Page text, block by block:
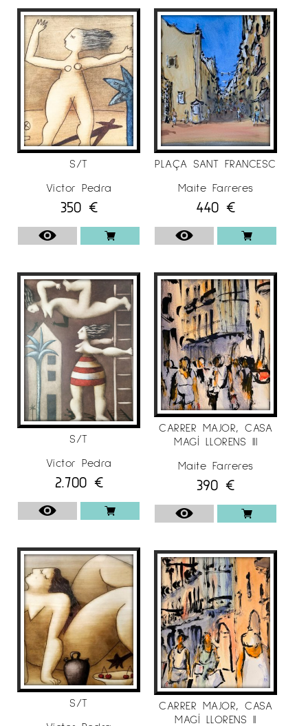
S/T
Víctor Pedra
350 €
S/T
Víctor Pedra
2.700 €
S/T
PLAÇA SANT FRANCESC
Maite Farreres
440 €
CARRER MAJOR, CASA
MAGÍ LLORENS III
Maite Farreres
390 €
CARRER MAJOR, CASA
MAGÍ LLORENS II